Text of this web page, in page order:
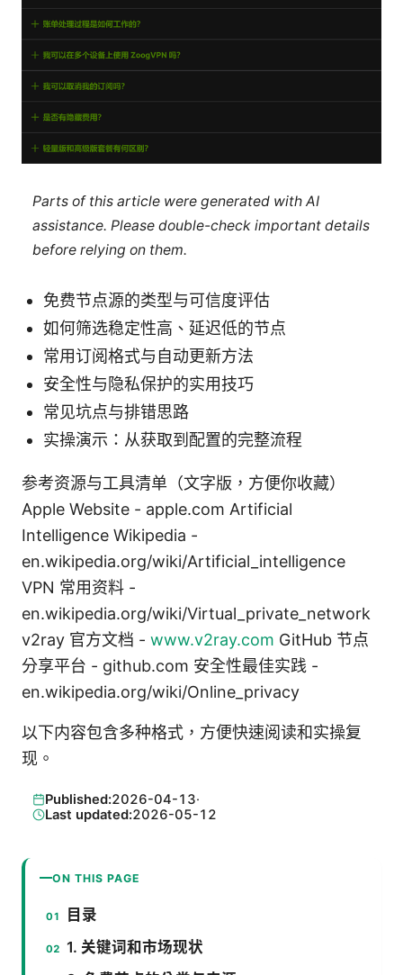
Parts of this article were generated with AI
assistance. Please double-check important details
before relying on them.
免费节点源的类型与可信度评估
如何筛选稳定性高、延迟低的节点
常用订阅格式与自动更新方法
安全性与隐私保护的实用技巧
常见坑点与排错思路
实操演示：从获取到配置的完整流程
参考资源与工具清单（文字版，方便你收藏）
Apple Website - apple.com Artificial
Intelligence Wikipedia -
en.wikipedia.org/wiki/Artificial_intelligence
VPN 常用资料 -
en.wikipedia.org/wiki/Virtual_private_network
v2ray 官方文档 - www.v2ray.com GitHub 节点
分享平台 - github.com 安全性最佳实践 -
en.wikipedia.org/wiki/Online_privacy
以下内容包含多种格式，方便快速阅读和实操复
现。
Published:2026-04-13·
Last updated:2026-05-12
ON THIS PAGE
目录
1. 关键词和市场现状